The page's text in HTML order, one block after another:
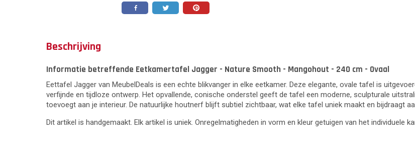
Beschrijving
Informatie betreffende Eetkamertafel Jagger - Nature Smooth - Mangohout - 240 cm - Ovaal
Eettafel Jagger van MeubelDeals is een echte blikvanger in elke eetkamer. Deze elegante, ovale tafel is
verfijnde en tijdloze ontwerp. Het opvallende, conische onderstel geeft de tafel een moderne, sculpturale
toevoegt aan je interieur. De natuurlijke houtnerf blijft subtiel zichtbaar, wat elke tafel uniek maakt en bijdraagt
Dit artikel is handgemaakt. Elk artikel is uniek. Onregelmatigheden in vorm en kleur getuigen van het individuele